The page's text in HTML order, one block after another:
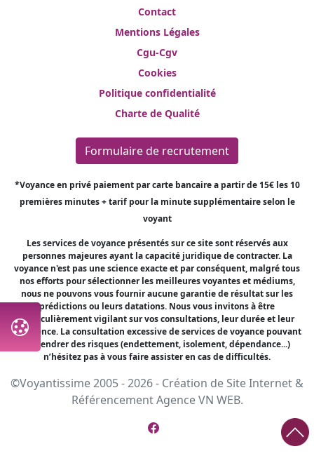
Contact
Mentions Légales
Cgu-Cgv
Cookies
Politique confidentialité
Charte de Qualité
Formulaire de recrutement
*Voyance en privé paiement par carte bancaire a partir de 15€ les 10
premières minutes + tarif pour la minute supplémentaire selon le
voyant
Les services de voyance présentés sur ce site sont réservés aux
personnes majeures ayant la capacité juridique de contracter. La
voyance n'est pas une science exacte et par conséquent, malgré tous
nos efforts pour sélectionner les meilleures voyantes et médiums,
nous ne pouvons vous fournir aucune garantie de résultat sur les
prédictions ou leurs datations. Nous vous invitons à être
particulièrement vigilant sur vos consultations, leur durée et leur
fréquence. La consultation excessive de services de voyance pouvant
engendrer des risques (endettement, isolement, dépendance...)
n’hésitez pas à vous faire assister en cas de difficultés.
©Voyantissime 2005 - 2026 - Création de Site Internet &
RéférencementAgence VN WEB.